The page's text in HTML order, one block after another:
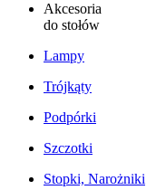
Akcesoria
do stołów
Lampy
Trójkąty
Podpórki
Szczotki
Stopki, Narożniki